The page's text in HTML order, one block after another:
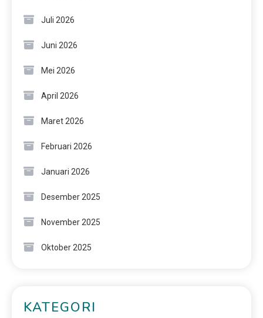
Juli 2026
Juni 2026
Mei 2026
April 2026
Maret 2026
Februari 2026
Januari 2026
Desember 2025
November 2025
Oktober 2025
KATEGORI